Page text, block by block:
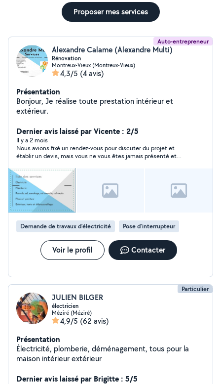
Proposer mes services
Auto-entrepreneur
Alexandre Calame (Alexandre Multi)
Rénovation
Montreux-Vieux (Montreux-Vieux)
4,3/5 (4 avis)
Présentation
Bonjour, Je réalise toute prestation intérieur et
extérieur.
Dernier avis laissé par Vicente : 2/5
Il y a 2 mois
Nous avions fixé un rendez‑vous pour discuter du projet et
établir un devis, mais vous ne vous êtes jamais présenté et
Demande de travaux d’électricité Pose d'interrupteur
Voir le profil Contacter
Particulier
JULIEN BILGER
électricien
Méziré (Méziré)
4,9/5 (62 avis)
Présentation
Électricité, plomberie, déménagement, tous pour la
maison intérieur extérieur
Dernier avis laissé par Brigitte : 5/5